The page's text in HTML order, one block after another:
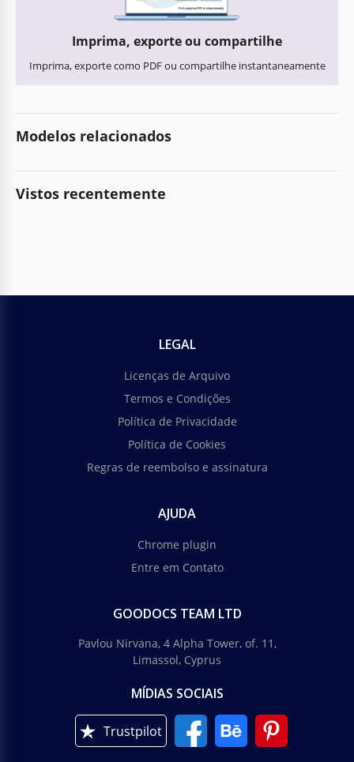
Imprima, exporte ou compartilhe
Imprima, exporte como PDF ou compartilhe instantaneamente
Modelos relacionados
Vistos recentemente
LEGAL
Licenças de Arquivo
Termos e Condições
Política de Privacidade
Política de Cookies
Regras de reembolso e assinatura
AJUDA
Chrome plugin
Entre em Contato
GOODOCS TEAM LTD
Pavlou Nirvana, 4 Alpha Tower, of. 11,
Limassol, Cyprus
MÍDIAS SOCIAIS
Trustpilot